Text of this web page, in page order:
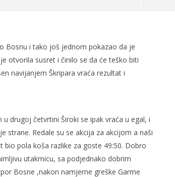
Ćiro Trail: 360 biciklista
promoviralo ljepote i turizam BiH
25.
2008.
Bosnu i tako još jednom pokazao da je
otvorila susret i činilo se da će teško biti
navijanjem Škripara vraća rezultat i
drugoj četvrtini Široki se ipak vraća u egal, i
strane. Redale su se akcija za akcijom a naši
pola koša razlike za goste 49:50. Dobro
utakmicu, sa podjednako dobrim
Bosne ,nakon namjerne greške Garme